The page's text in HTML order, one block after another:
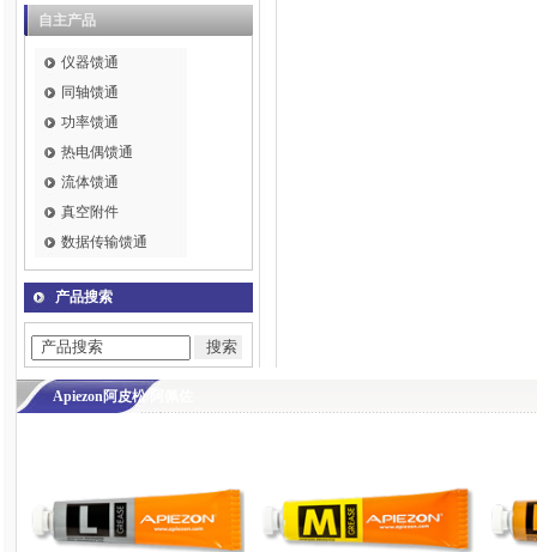
自主产品
仪器馈通
同轴馈通
功率馈通
热电偶馈通
流体馈通
真空附件
数据传输馈通
产品搜索
Apiezon阿皮松/阿佩佐